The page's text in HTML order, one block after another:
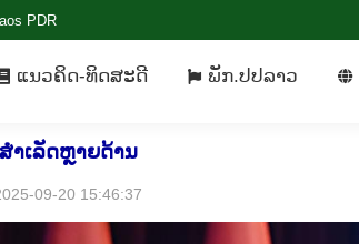
PDR
ແນວ​ຄິດ-ທິດ​ສະ​ດີ ພັກ​.ປປລາວ
ຳເລັດຫຼາຍດ້ານ
09-20 15:46:37
ແນວ​ຄິດ-ທິດ​ສະ​ດີ ພັກ​.ປປລາວ